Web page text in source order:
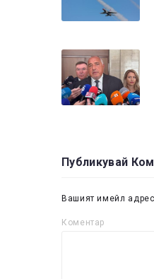
Публикувай
Вашият имейл
Коментар